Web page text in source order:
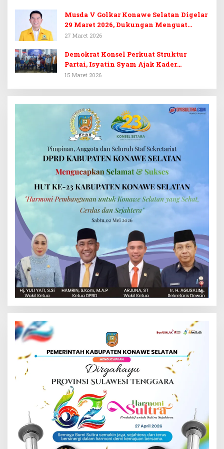
Musda V Golkar Konawe Selatan Digelar
29 Maret 2026, Dukungan Menguat
untuk Irham Kalenggo
27 Maret 2026
Demokrat Konsel Perkuat Struktur
Partai, Isyatin Syam Ajak Kader
Kembalikan Kejayaan
15 Maret 2026